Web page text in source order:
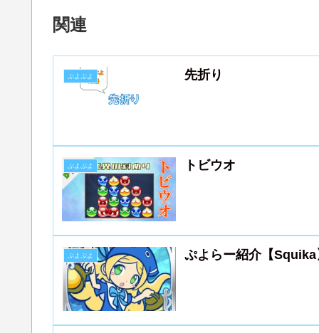
関連
ぷよぷよ 先折り
ぷよぷよ トビウオ
ぷよぷよ ぷよらー紹介【Squika